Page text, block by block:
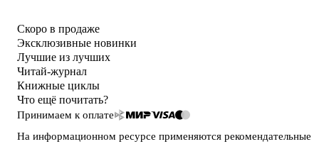
Скоро в продаже
Эксклюзивные новинки
Лучшие из лучших
Читай-журнал
Книжные циклы
Что ещё почитать?
Принимаем к оплате
На информационном ресурсе применяются рекомендательные